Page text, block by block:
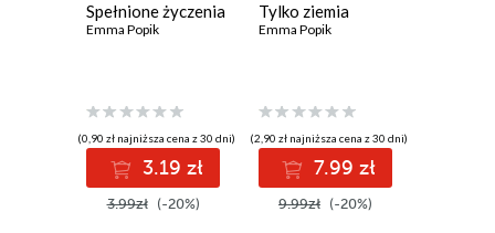
Spełnione życzenia
Emma Popik
(0,90 zł najniższa cena z 30 dni)
3.19 zł
3.99zł (-20%)
Tylko ziemia
Emma Popik
(2,90 zł najniższa cena z 30 dni)
7.99 zł
9.99zł (-20%)